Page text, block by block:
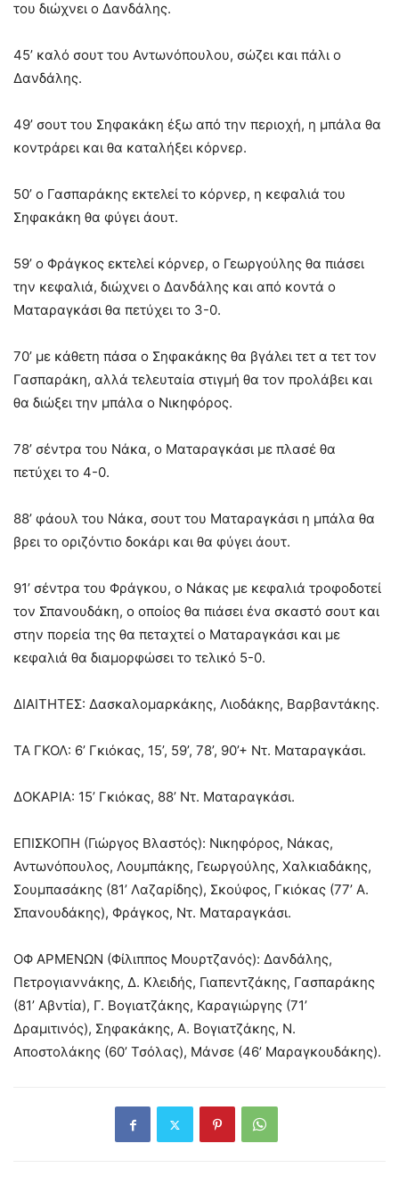
του διώχνει ο Δανδάλης.
45’ καλό σουτ του Αντωνόπουλου, σώζει και πάλι ο
Δανδάλης.
49’ σουτ του Σηφακάκη έξω από την περιοχή, η μπάλα θα
κοντράρει και θα καταλήξει κόρνερ.
50’ ο Γασπαράκης εκτελεί το κόρνερ, η κεφαλιά του
Σηφακάκη θα φύγει άουτ.
59’ ο Φράγκος εκτελεί κόρνερ, ο Γεωργούλης θα πιάσει
την κεφαλιά, διώχνει ο Δανδάλης και από κοντά ο
Ματαραγκάσι θα πετύχει το 3-0.
70’ με κάθετη πάσα ο Σηφακάκης θα βγάλει τετ α τετ τον
Γασπαράκη, αλλά τελευταία στιγμή θα τον προλάβει και
θα διώξει την μπάλα ο Νικηφόρος.
78’ σέντρα του Νάκα, ο Ματαραγκάσι με πλασέ θα
πετύχει το 4-0.
88’ φάουλ του Νάκα, σουτ του Ματαραγκάσι η μπάλα θα
βρει το οριζόντιο δοκάρι και θα φύγει άουτ.
91’ σέντρα του Φράγκου, ο Νάκας με κεφαλιά τροφοδοτεί
τον Σπανουδάκη, ο οποίος θα πιάσει ένα σκαστό σουτ και
στην πορεία της θα πεταχτεί ο Ματαραγκάσι και με
κεφαλιά θα διαμορφώσει το τελικό 5-0.
ΔΙΑΙΤΗΤΕΣ: Δασκαλομαρκάκης, Λιοδάκης, Βαρβαντάκης.
ΤΑ ΓΚΟΛ: 6’ Γκιόκας, 15’, 59’, 78’, 90’+ Ντ. Ματαραγκάσι.
ΔΟΚΑΡΙΑ: 15’ Γκιόκας, 88’ Ντ. Ματαραγκάσι.
ΕΠΙΣΚΟΠΗ (Γιώργος Βλαστός): Νικηφόρος, Νάκας,
Αντωνόπουλος, Λουμπάκης, Γεωργούλης, Χαλκιαδάκης,
Σουμπασάκης (81’ Λαζαρίδης), Σκούφος, Γκιόκας (77’ Α.
Σπανουδάκης), Φράγκος, Ντ. Ματαραγκάσι.
ΟΦ ΑΡΜΕΝΩΝ (Φίλιππος Μουρτζανός): Δανδάλης,
Πετρογιαννάκης, Δ. Κλειδής, Γιαπεντζάκης, Γασπαράκης
(81’ Αβντία), Γ. Βογιατζάκης, Καραγιώργης (71’
Δραμιτινός), Σηφακάκης, Α. Βογιατζάκης, Ν.
Αποστολάκης (60’ Τσόλας), Μάνσε (46’ Μαραγκουδάκης).